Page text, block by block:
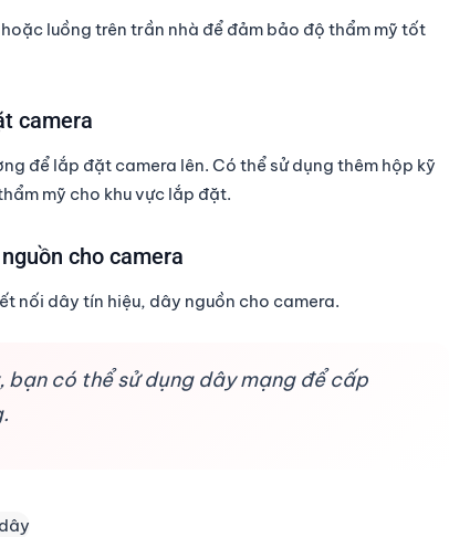
luồng trên trần nhà để đảm bảo độ thẩm mỹ tốt
camera
để lắp đặt camera lên. Có thể sử dụng thêm hộp kỹ
mỹ cho khu vực lắp đặt.
cho camera
nối dây tín hiệu, dây nguồn cho camera.
có thể sử dụng dây mạng để cấp